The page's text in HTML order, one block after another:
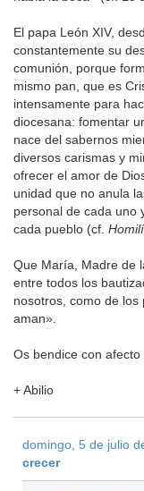
El papa León XIV,
constantemente su
comunión, porque
mismo pan, que es
intensamente para
diocesana: fomentar
nace del sabernos
diversos carismas y
ofrecer el amor de
unidad que no anula
personal de cada uno
cada pueblo (cf.
Que María, Madre de
entre todos los
nosotros, como de
aman».
Os bendice con afecto
+ Abilio
domingo, 5 de julio
crecer